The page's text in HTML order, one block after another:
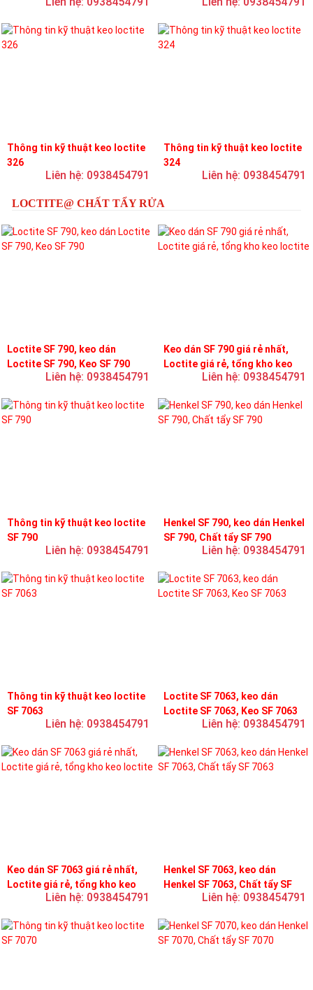
Thông tin kỹ thuật keo loctite
326
Liên hệ: 0938454791
Thông tin kỹ thuật keo loctite
324
Liên hệ: 0938454791
LOCTITE@ CHẤT TẨY RỬA
Loctite SF 790, keo dán
Loctite SF 790, Keo SF 790
Liên hệ: 0938454791
Keo dán SF 790 giá rẻ nhất,
Loctite giá rẻ, tổng kho keo
Liên hệ: 0938454791
Thông tin kỹ thuật keo loctite
SF 790
Liên hệ: 0938454791
Henkel SF 790, keo dán Henkel
SF 790, Chất tẩy SF 790
Liên hệ: 0938454791
Thông tin kỹ thuật keo loctite
SF 7063
Liên hệ: 0938454791
Loctite SF 7063, keo dán
Loctite SF 7063, Keo SF 7063
Liên hệ: 0938454791
Keo dán SF 7063 giá rẻ nhất,
Loctite giá rẻ, tổng kho keo
Liên hệ: 0938454791
Henkel SF 7063, keo dán
Henkel SF 7063, Chất tẩy SF
Liên hệ: 0938454791